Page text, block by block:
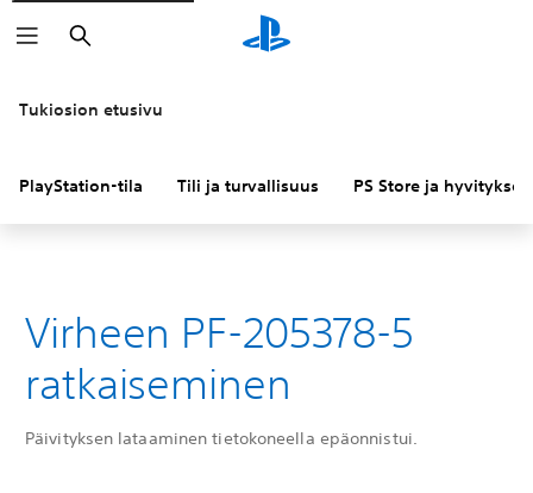
Haku
Tukiosion etusivu
PlayStation-tila Tili ja turvallisuus PS Store ja hyvitykset
Virheen PF-205378-5
ratkaiseminen
Päivityksen lataaminen tietokoneella epäonnistui.